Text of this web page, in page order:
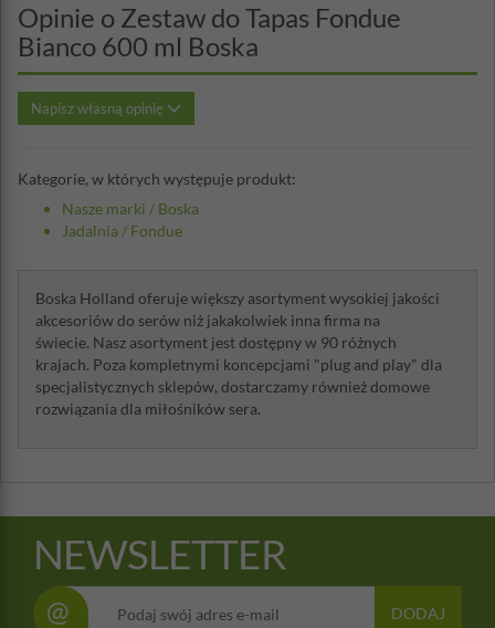
Opinie o Zestaw do Tapas Fondue
Bianco 600 ml Boska
Napisz własną opinię
Kategorie, w których występuje produkt:
Nasze marki / Boska
Jadalnia / Fondue
Boska Holland oferuje większy asortyment wysokiej jakości
akcesoriów do serów niż jakakolwiek inna firma na
świecie. Nasz asortyment jest dostępny w 90 różnych
krajach. Poza kompletnymi koncepcjami "plug and play" dla
specjalistycznych sklepów, dostarczamy również domowe
rozwiązania dla miłośników sera.
NEWSLETTER
@ DODAJ